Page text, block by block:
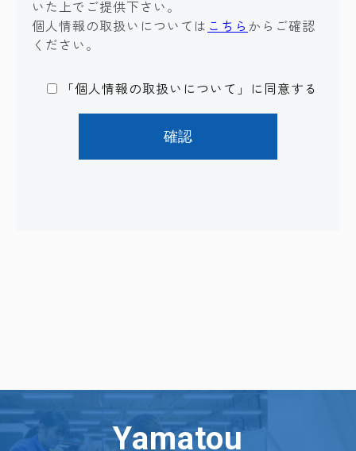
いた上でご提供下さい。
個人情報の取扱いについては こちら からご確認
ください。
「個人情報の取扱いについて」に同意する
Yamatou